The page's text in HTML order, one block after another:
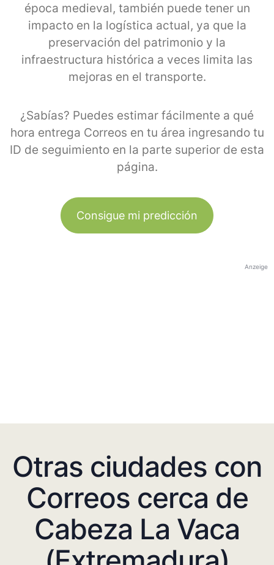
época medieval, también puede tener un
impacto en la logística actual, ya que la
preservación del patrimonio y la
infraestructura histórica a veces limita las
mejoras en el transporte.
¿Sabías? Puedes estimar fácilmente a qué
hora entrega Correos en tu área ingresando tu
ID de seguimiento en la parte superior de esta
página.
Consigue mi predicción
Anzeige
Otras ciudades con
Correos cerca de
Cabeza La Vaca